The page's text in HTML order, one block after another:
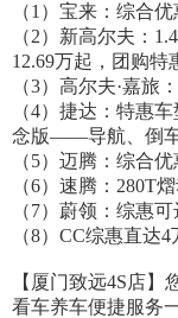
（1）宝来：综合优
（2）新高尔夫：
12.69万起，团购特
（3）高尔夫·嘉旅
（4）捷达：特惠
念版——导航、倒车
（5）迈腾：综合优
（6）速腾：280T
（7）蔚领：综惠可
（8）CC综惠直达
【厦门致远4S店】
看车养车便捷服务